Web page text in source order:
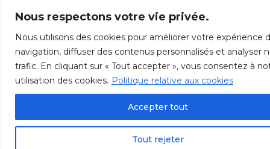
Nous respectons votre vie privée.
Nous utilisons des cookies pour améliorer votre expérience
navigation, diffuser des contenus personnalisés et analyser
trafic. En cliquant sur « Tout accepter », vous consentez à
utilisation des cookies. Politique relative aux cookies
Tout rejeter
Accepter tout